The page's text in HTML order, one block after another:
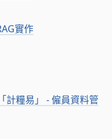
實作
計糧易」 - 僱員資料管